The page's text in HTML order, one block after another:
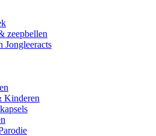
zeepbellen
Jongleeracts
Kinderen